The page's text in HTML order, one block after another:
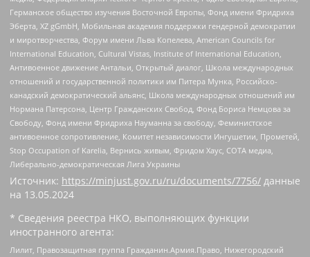
Германское общество изучения Восточной Европы, Фонд имени Фридриха
Эберта, XZ gGmbH, Мобильная академия поддержки гендерной демократии
и миротворчества, Форум имени Льва Копелева, American Councils for
International Education, Cultural Vistas, Institute of International Education,
Антивоенное движение Антальи, Открытый диалог, Школа международных
отношений и государственной политики им Питера Мунка, Российско-
канадский демократический альянс, Школа международных отношений им
Нормана Патерсона, Центр Гражданских Свобод, Фонд Бориса Немцова за
Свободу, Фонд имени Фридриха Науманна за свободу, Феминистское
антивоенное сопротивление, Комитет независимости Ингушетии, Прометей,
Stop Occupation of Karelia, Вернись живым, Фридом Хаус, СОТА медиа,
Либерально-демократическая Лига Украины
Источник: https://minjust.gov.ru/ru/documents/7756/ данные
на 13.05.2024
* Сведения реестра НКО, выполняющих функции
иностранного агента:
Лилит, Правозащитная группа Гражданин.Армия.Право, Нижегородский